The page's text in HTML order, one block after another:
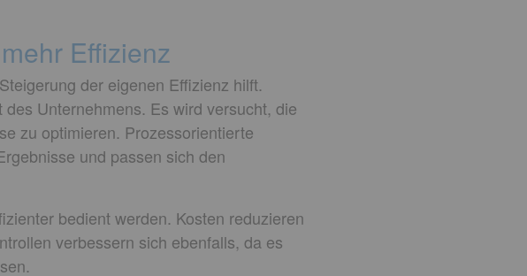
Effizienz
der eigenen Effizienz hilft.
Unternehmens. Es wird versucht, die
zu optimieren. Prozessorientierte
und passen sich den
bedient werden. Kosten reduzieren
verbessern sich ebenfalls, da es